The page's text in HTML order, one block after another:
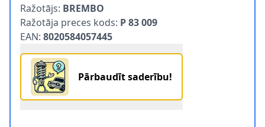
Ražotājs: BREMBO
Ražotāja preces kods: P 83 009
EAN: 8020584057445
Pārbaudīt saderību!